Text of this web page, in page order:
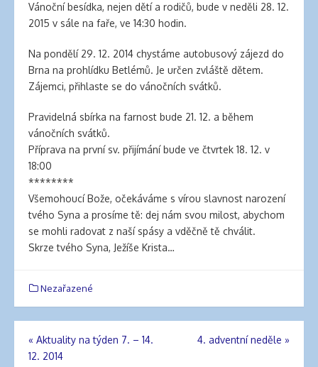
Vánoční besídka, nejen dětí a rodičů, bude v neděli 28. 12.
2015 v sále na faře, ve 14:30 hodin.
Na pondělí 29. 12. 2014 chystáme autobusový zájezd do
Brna na prohlídku Betlémů. Je určen zvláště dětem.
Zájemci, přihlaste se do vánočních svátků.
Pravidelná sbírka na farnost bude 21. 12. a během
vánočních svátků.
Příprava na první sv. přijímání bude ve čtvrtek 18. 12. v
18:00
********
Všemohoucí Bože, očekáváme s vírou slavnost narození
tvého Syna a prosíme tě: dej nám svou milost, abychom
se mohli radovat z naší spásy a vděčně tě chválit.
Skrze tvého Syna, Ježíše Krista…
Nezařazené
Navigace
« Aktuality na týden 7. – 14.
12. 2014
4. adventní neděle »